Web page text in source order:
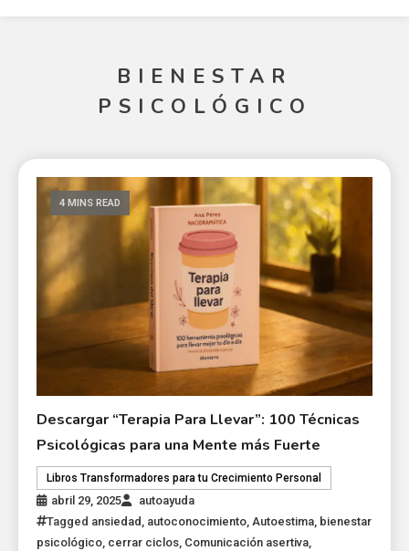
BIENESTAR
PSICOLÓGICO
4 MINS READ
Descargar “Terapia Para Llevar”: 100 Técnicas
Psicológicas para una Mente más Fuerte
Libros Transformadores para tu Crecimiento Personal
abril 29, 2025
autoayuda
Tagged ansiedad , autoconocimiento,Autoestima, bienestar
psicológico, cerrar ciclos, Comunicación asertiva,